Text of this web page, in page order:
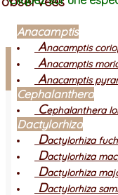
Facebook
Connexion adhérent
Anacamptis
Anacamptis
Anacamptis
Anacamptis
Cephalanthera
Cephalanthera
Dactylorhiza
Dactylorhiza
Dactylorhiza
Dactylorhiza
Dactylorhiza